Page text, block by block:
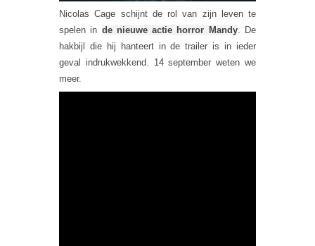
Nicolas Cage schijnt de rol van zijn leven te
spelen in de nieuwe actie horror Mandy. De
hakbijl die hij hanteert in de trailer is in ieder
geval indrukwekkend. 14 september weten we
meer.